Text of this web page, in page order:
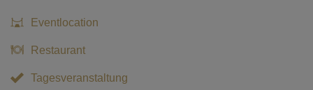
Eventlocation
Restaurant
Tagesveranstaltung